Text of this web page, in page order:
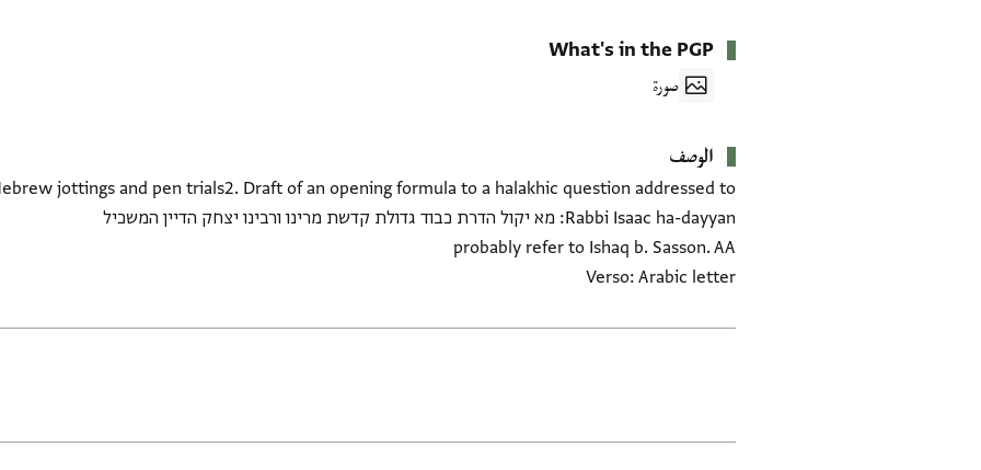
What's in the PGP
صورة
الوصف
jottings and pen trials2. Draft of an opening formula to a halakhic question addressed to
Verso: Arabic letter